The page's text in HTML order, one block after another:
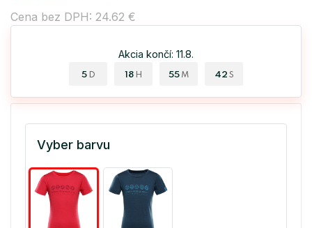
Cena bez DPH: 24.62 €
Akcia končí: 11.8.
5 D 18 H 55 M 42 S
Vyber barvu